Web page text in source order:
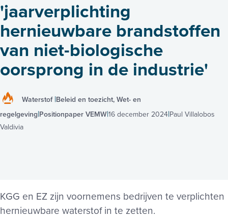
'jaarverplichting
hernieuwbare brandstoffen
van niet-biologische
oorsprong in de industrie'
Waterstof Beleid en toezicht, Wet- en
regelgeving Positionpaper VEMW16 december 2024 Paul Villalobos
Valdivia
KGG en EZ zijn voornemens bedrijven te verplichten
hernieuwbare waterstof in te zetten.